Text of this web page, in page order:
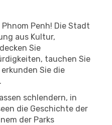
Penh! Die Stadt
aus Kultur,
Sie
tauchen Sie
Sie die
schlendern, in
die Geschichte der
der Parks